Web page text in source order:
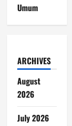
Umum
ARCHIVES
August
2026
July 2026